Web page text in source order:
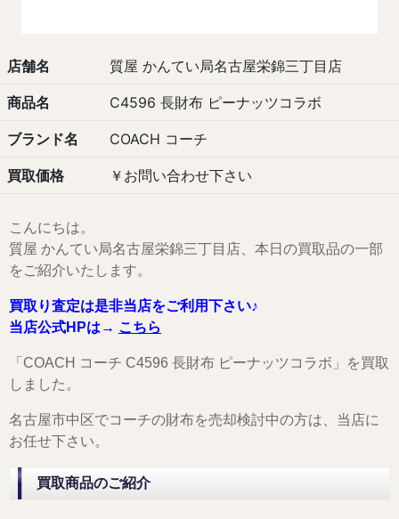
店舗名 質屋 かんてい局名古屋栄錦三丁目店
商品名 C4596 長財布 ピーナッツコラボ
ブランド名 COACH コーチ
買取価格 ￥お問い合わせ下さい
こんにちは。
質屋 かんてい局名古屋栄錦三丁目店、本日の買取品の一部
をご紹介いたします。
買取り査定は是非当店をご利用下さい♪
当店公式HPは→ こちら
「COACH コーチ C4596 長財布 ピーナッツコラボ」を買取
しました。
名古屋市中区でコーチの財布を売却検討中の方は、当店に
お任せ下さい。
買取商品のご紹介